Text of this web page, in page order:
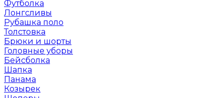
Футболка
Лонгсливы
Рубашка поло
Толстовка
Брюки и шорты
Головные уборы
Бейсболка
Шапка
Панама
Козырек